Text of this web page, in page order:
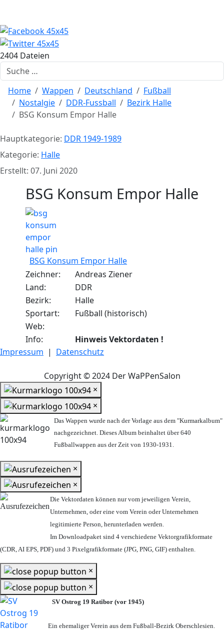
2404 Dateien
Suchen
Home Wappen Deutschland
Fußball
Nostalgie
DDR-Fussball
Bezirk Halle
BSG Konsum Empor Halle
Hauptkategorie: DDR 1949-1989
Kategorie: Halle
Erstellt: 07. Juni 2020
BSG Konsum Empor Halle
BSG Konsum Empor Halle
Zeichner:
Andreas Ziener
Land:
DDR
Bezirk:
Halle
Sportart:
Fußball (historisch)
Web:
Info:
Hinweis Vektordaten !
Impressum | Datenschutz
Copyright © 2024 Der WaPPenSalon
×
×
Das Wappen wurde nach der Vorlage aus dem "Kurmarkalbum"
nachgezeichnet. Dieses Album beinhaltet über 640
Fußballwappen aus der Zeit von 1930-1931.
×
×
Die Vektordaten können nur vom jeweiligen Verein,
Unternehmen, oder eine vom Verein oder Unternehmen
legitimierte Person, herunterladen werden.
Im Downloadpaket sind 4 verschiedene Vektorgrafikformate
(CDR, AI EPS, PDF) und 3 Pixelgrafikformate (JPG, PNG, GIF) enthalten.
×
×
SV Ostrog 19 Ratibor (vor 1945)
Ein ehemaliger Verein aus dem Fußball-Bezirk Oberschlesien.